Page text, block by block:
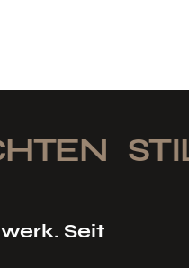
Seit